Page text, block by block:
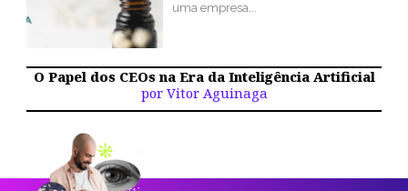
uma empresa...
O Papel dos CEOs na Era da Inteligência Artificial
por Vitor Aguinaga